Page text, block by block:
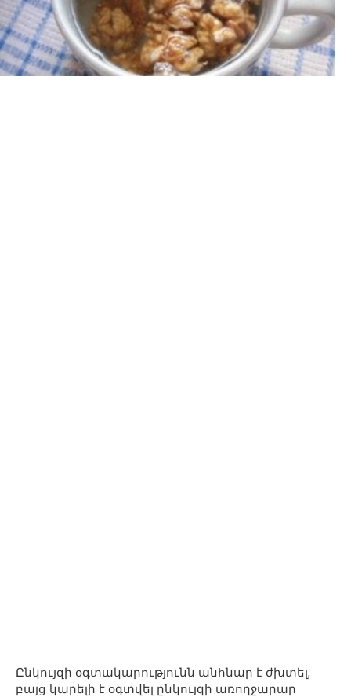
Ընկույզի օգտակարությունն անհնար է ժխտել,
բայց կարելի է օգտվել ընկույզի առողջարար